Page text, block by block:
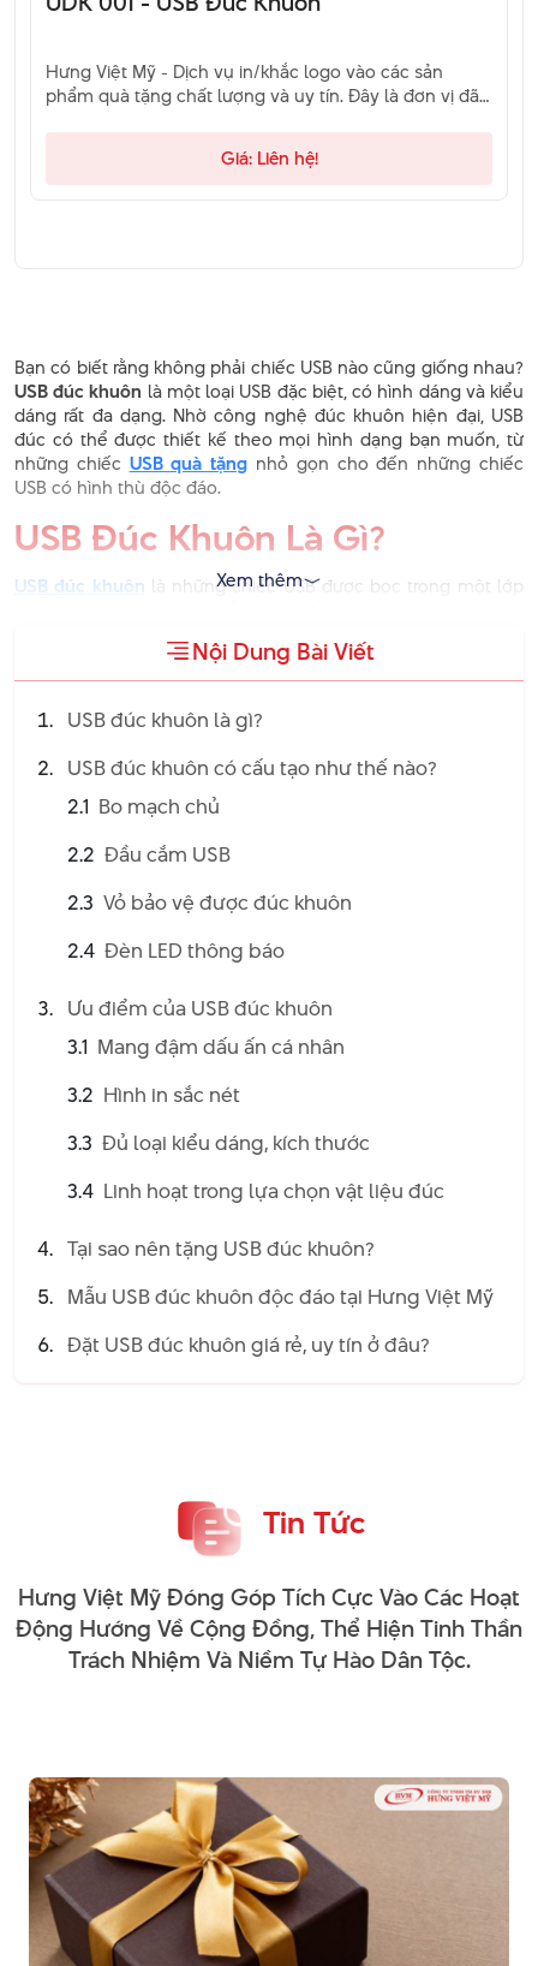
Hưng Việt Mỹ - Dịch vụ in/khắc logo vào các sản
phẩm quà tặng chất lượng và uy tín. Đây là đơn vị đã
Giá: Liên hệ!
Bạn có biết rằng không phải chiếc USB nào cũng giống nhau?
USB đúc khuôn là một loại USB đặc biệt, có hình dáng và kiểu
dáng rất đa dạng. Nhờ công nghệ đúc khuôn hiện đại, USB
đúc có thể được thiết kế theo mọi hình dạng bạn muốn, từ
những chiếc USB quà tặng nhỏ gọn cho đến những chiếc
USB có hình thù độc đáo.
USB Đúc Khuôn Là Gì?
USB đúc khuôn là những chiếc USB được bọc trong một lớp
Không giống như USB tiêu chuẩn, thường có thiết kế đồng
dạng và kiểu dáng khác nhau. Điều này cho phép chúng vừa
phẩm khuyến mại.
USB Đúc Khuôn Có Cấu Tạo
Như Thế Nào?
Nắm được cấu tạo của USB đúc khuôn giúp hiểu rõ chức
năng và tính linh hoạt trong thiết kế của nó.
Bo mạch chủ
của USB. Nó chứa chip nhớ, lưu trữ dữ liệu và chip điều khiển,
Đầu cắm USB
Đầu cắm kết nối USB là bộ phận kim loại kết nối với máy tính
hoặc các thiết bị khác của bạn. Trong USB đúc khuôn, đầu
cắm được gắn chặt vào bo mạch chủ và sau đó được bọc
trong vật liệu đúc. Điều này đảm bảo đầu cắm được bảo vệ
khỏi bị hao mòn và cũng tạo cơ hội cho việc tích hợp thiết kế
sáng tạo.
Xem thêm
Nội Dung Bài Viết
USB đúc khuôn là gì?
USB đúc khuôn có cấu tạo như thế nào?
2.1 Bo mạch chủ
2.2 Đầu cắm USB
2.3 Vỏ bảo vệ được đúc khuôn
2.4 Đèn LED thông báo
Ưu điểm của USB đúc khuôn
3.1 Mang đậm dấu ấn cá nhân
3.2 Hình in sắc nét
3.3 Đủ loại kiểu dáng, kích thước
3.4 Linh hoạt trong lựa chọn vật liệu đúc
Tại sao nên tặng USB đúc khuôn?
Mẫu USB đúc khuôn độc đáo tại Hưng Việt Mỹ
Đặt USB đúc khuôn giá rẻ, uy tín ở đâu?
Tin Tức
Hưng Việt Mỹ Đóng Góp Tích Cực Vào Các Hoạt
Động Hướng Về Cộng Đồng, Thể Hiện Tinh Thần
Trách Nhiệm Và Niềm Tự Hào Dân Tộc.